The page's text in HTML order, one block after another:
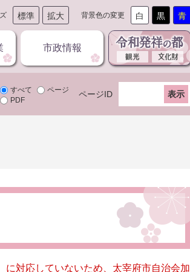
標準 拡大 背景色の変更 白 黒 青
市政情報
すべて
ページ
PDF
ページID
対応していないため、太宰府市自治会加